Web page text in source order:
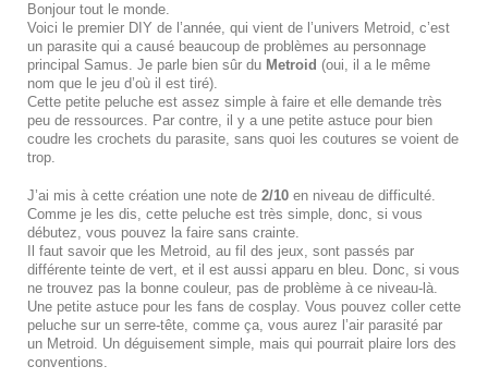
Bonjour tout le monde.
Voici le premier DIY de l’année, qui vient de l’univers Metroid, c’est
un parasite qui a causé beaucoup de problèmes au personnage
principal Samus. Je parle bien sûr du Metroid (oui, il a le même
nom que le jeu d’où il est tiré).
Cette petite peluche est assez simple à faire et elle demande très
peu de ressources. Par contre, il y a une petite astuce pour bien
coudre les crochets du parasite, sans quoi les coutures se voient de
trop.
J’ai mis à cette création une note de 2/10 en niveau de difficulté.
Comme je les dis, cette peluche est très simple, donc, si vous
débutez, vous pouvez la faire sans crainte.
Il faut savoir que les Metroid, au fil des jeux, sont passés par
différente teinte de vert, et il est aussi apparu en bleu. Donc, si vous
ne trouvez pas la bonne couleur, pas de problème à ce niveau-là.
Une petite astuce pour les fans de cosplay. Vous pouvez coller cette
peluche sur un serre-tête, comme ça, vous aurez l’air parasité par
un Metroid. Un déguisement simple, mais qui pourrait plaire lors des
conventions.